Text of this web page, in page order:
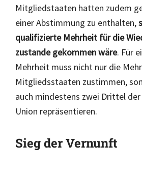
Mitgliedstaaten hatten zudem
einer Abstimmung zu enthalten,
qualifizierte Mehrheit für die
zustande gekommen wäre. Für
Mehrheit muss nicht nur die
Mitgliedsstaaten zustimmen,
auch mindestens zwei Drittel
Union repräsentieren.
Sieg der Vernunft